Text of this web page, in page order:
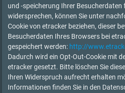
und -speicherung Ihrer Besucherdaten
widersprechen, können Sie unter
Cookie von etracker beziehen, dieser
Besucherdaten Ihres Browsers bei
gespeichert werden: http://
Dadurch wird ein Opt-Out-Cookie mit
etracker gesetzt. Bitte löschen Sie
Ihren Widerspruch aufrecht erhalten
Informationen finden Sie in den